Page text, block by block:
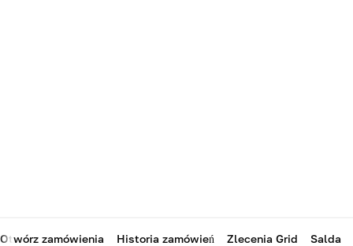
Otwórz zamówienia Historia zamówień Zlecenia Grid Salda